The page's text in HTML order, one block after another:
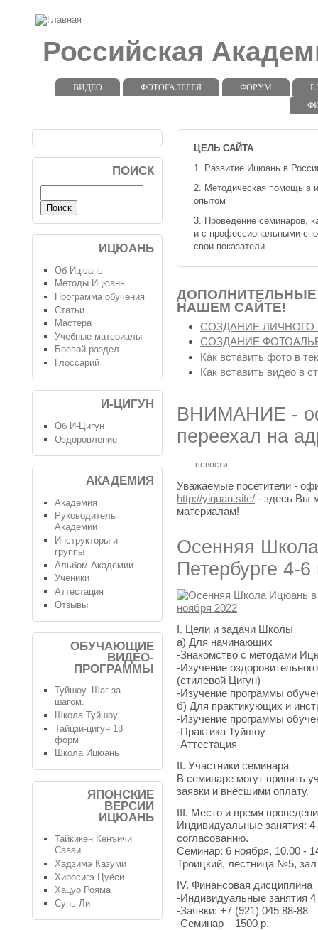
Российская
ВИДЕО ФОТОГАЛЕРЕЯ ФОРУМ
ЦЕЛЬ САЙТА
1. Развитие Ицюань в
2. Методическая помощь в
опытом
3. Проведение семинаров,
и с профессиональными
свои показатели
НАШЕМ САЙТЕ!
СОЗДАНИЕ ЛИЧНОГО
СОЗДАНИЕ
Как вставить фото в
Как вставить видео в
ВНИМАНИЕ -
переехал на
новости
Уважаемые посетители -
http://yiquan.site/ - здесь Вы
материалам!
Осенняя
Петербурге 4-
I. Цели и задачи Школы
а) Для начинающих
-Знакомство с методами
-Изучение
(стилевой Цигун)
-Изучение программы
б) Для практикующих и
-Изучение программы
-Практика Туйшоу
-Аттестация
II. Участники семинара
В семинаре могут принять
заявки и внёсшими оплату.
III. Место и время
Индивидуальные занятия:
согласованию.
Семинар: 6 ноября, 10.00 -
Троицкий, лестница №5, зал
IV. Финансовая дисциплина
-Индивидуальные занятия 4
-Заявки: +7 (921) 045 88-88
-Семинар – 1500 р.
ПОИСК
ИЦЮАНЬ
Об Ицюань
Методы Ицюань
Программа обучения
Статьи
Мастера
Учебные материалы
Боевой раздел
Глоссарий
И-ЦИГУН
Об И-Цигун
Оздоровление
АКАДЕМИЯ
Академия
Руководитель
Академии
Инструкторы и
группы
Альбом Академии
Ученики
Аттестация
Отзывы
ОБУЧАЮЩИЕ
ВИДЕО-
ПРОГРАММЫ
Туйшоу. Шаг за
шагом.
Школа Туйшоу
Тайцзи-цигун 18
форм
Школа Ицюань
ЯПОНСКИЕ
ВЕРСИИ
ИЦЮАНЬ
Тайкикен Кенъичи
Саваи
Хадзимэ Казуми
Хиросигэ Цуёси
Хацуо Рояма
Сунь Ли